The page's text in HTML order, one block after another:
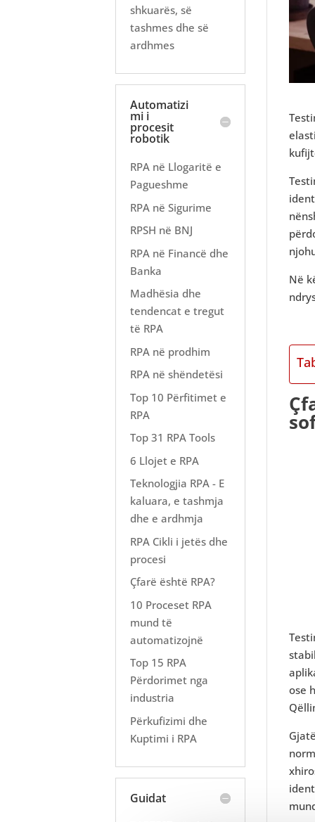
Në
ose
shkuarës, së
tashmes dhe së
ardhmes
Automatizi
mi i
procesit
robotik
RPA në Llogaritë e
Pagueshme
RPA në Sigurime
RPSH në BNJ
RPA në Financë dhe
Banka
Madhësia dhe
tendencat e tregut
të RPA
RPA në prodhim
RPA në shëndetësi
Top 10 Përfitimet e
RPA
Top 31 RPA Tools
6 Llojet e RPA
Teknologjia RPA - E
kaluara, e tashmja
dhe e ardhmja
RPA Cikli i jetës dhe
procesi
Çfarë është RPA?
10 Proceset RPA
mund të
automatizojnë
Top 15 RPA
Përdorimet nga
industria
Përkufizimi dhe
Kuptimi i RPA
Guidat